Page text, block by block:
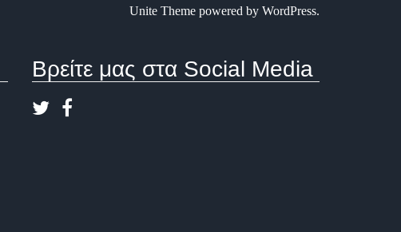
Unite Theme powered by WordPress.
Βρείτε μας στα Social Media